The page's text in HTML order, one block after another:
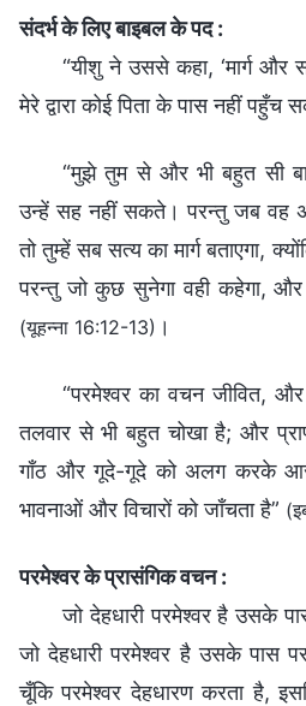
संदर्भ के लिए बाइबल के पद :
“यीशु ने उससे कहा, ‘मार्ग और
मेरे द्वारा कोई पिता के पास नहीं पहुँच
“मुझे तुम से और भी बहुत सी
उन्हें सह नहीं सकते। परन्तु जब वह
तो तुम्हें सब सत्य का मार्ग बताएगा,
परन्तु जो कुछ सुनेगा वही कहेगा, और
(यूहन्ना 16:12-13) ।
“परमेश्‍वर का वचन जीवित,
तलवार से भी बहुत चोखा है; और
गाँठ और गूदे-गूदे को अलग करके
भावनाओं और विचारों को जाँचता है”
परमेश्वर के प्रासंगिक वचन :
जो देहधारी परमेश्वर है उसके
जो देहधारी परमेश्वर है उसके पास
चूँकि परमेश्वर देहधारण करता है,